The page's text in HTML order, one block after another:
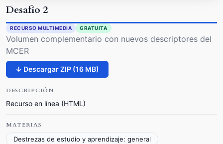
Desafío 2
RECURSO MULTIMEDIA GRATUITA
Volumen complementario con nuevos descriptores del
MCER
↓ Descargar ZIP (16 MB)
DESCRIPCIÓN
Recurso en línea (HTML)
MATERIAS
Destrezas de estudio y aprendizaje: general